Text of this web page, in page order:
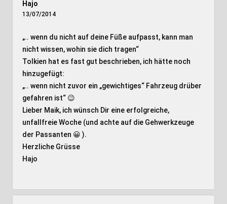
Hajo
13/07/2014
„.. wenn du nicht auf deine Füße aufpasst, kann man
nicht wissen, wohin sie dich tragen“
Tolkien hat es fast gut beschrieben, ich hätte noch
hinzugefügt:
„.. wenn nicht zuvor ein „gewichtiges“ Fahrzeug drüber
gefahren ist“ 😉
Lieber Maik, ich wünsch Dir eine erfolgreiche,
unfallfreie Woche (und achte auf die Gehwerkzeuge
der Passanten 😀 ).
Herzliche Grüsse
Hajo